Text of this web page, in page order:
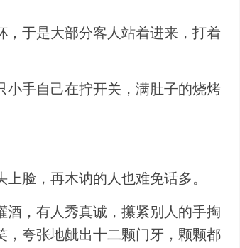
，于是大部分客人站着进来，打着
小手自己在拧开关，满肚子的烧烤
脸，再木讷的人也难免话多。
，有人秀真诚，攥紧别人的手掏
，夸张地龇出十二颗门牙，颗颗都